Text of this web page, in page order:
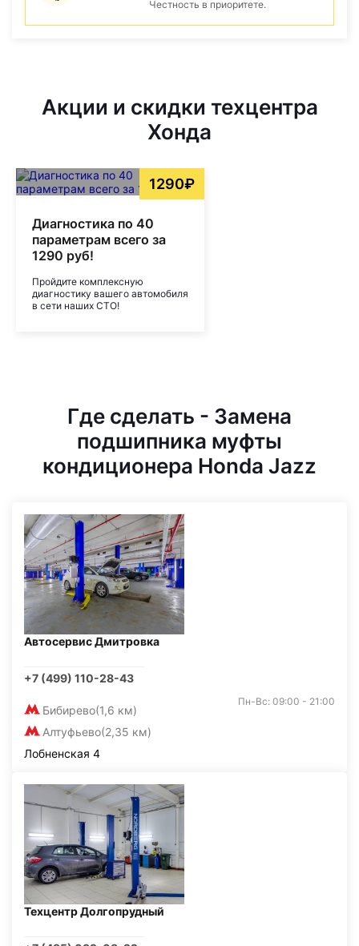
Честность в приоритете.
Акции и скидки техцентра
Хонда
1290₽
Диагностика по 40
параметрам всего за
1290 руб!
Пройдите комплексную
диагностику вашего автомобиля
в сети наших СТО!
Где сделать - Замена
подшипника муфты
кондиционера Honda Jazz
Автосервис Дмитровка
+7 (499) 110-28-43
Бибирево(1,6 км)
Алтуфьево(2,35 км)
Пн-Вс: 09:00 - 21:00
Лобненская 4
Техцентр Долгопрудный